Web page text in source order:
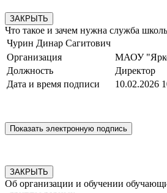
ЗАКРЫТЬ
Что такое и зачем нужна служба
Чурин Динар Сагитович
Организация
МАОУ
Должность
Директор
Дата и время подписи
10.02.2026
ЗАКРЫТЬ
Об организации и обучении